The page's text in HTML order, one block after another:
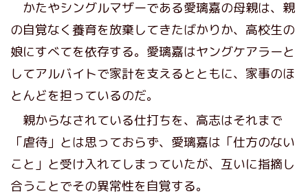
かたやシングルマザーである愛璃嘉の母親は、親
の自覚なく養育を放棄してきたばかりか、高校生の
娘にすべてを依存する。愛璃嘉はヤングケアラーと
してアルバイトで家計を支えるとともに、家事のほ
とんどを担っているのだ。
親からなされている仕打ちを、高志はそれまで
「虐待」とは思っておらず、愛璃嘉は「仕方のない
こと」と受け入れてしまっていたが、互いに指摘し
合うことでその異常性を自覚する。